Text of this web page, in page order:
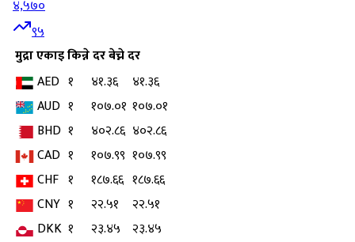
४,५७०
९५
मुद्राएकाइकिन्ने दरबेच्ने दर
AED १ ४१.३६
४१.३६
AUD १ १०७.०१ १०७.०१
BHD १ ४०२.८६ ४०२.८६
CAD १ १०७.९९ १०७.९९
CHF १ १८७.६६ १८७.६६
CNY १ २२.५१
२२.५१
DKK १ २३.४५
२३.४५